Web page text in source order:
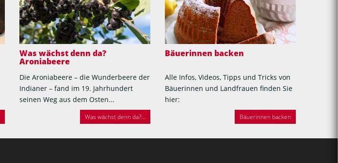
Was wächst denn da?
Aroniabeere
Die Aroniabeere – die Wunderbeere der
Indianer – fand im 19. Jahrhundert
seinen Weg aus dem Osten...
Was wächst denn da?...
Bäuerinnen backen
Alle Infos, Videos, Tipps und Tricks von
Bäuerinnen und Landfrauen finden Sie
hier:
Bäuerinnen backen